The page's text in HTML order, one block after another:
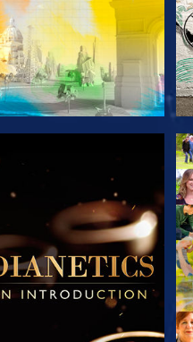
DÉCOUVRIR LES SÉRIES